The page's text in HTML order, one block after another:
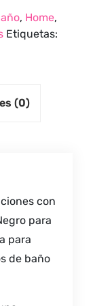
, Home,
Etiquetas:
(0)
con
para
para
de baño